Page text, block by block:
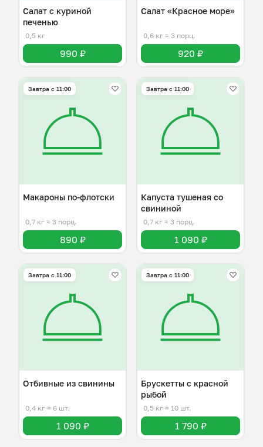
Салат с куриной
печенью
0,5 кг
990 ₽
Салат «Красное море»
0,6 кг ≈ 3 порц.
920 ₽
Завтра c 11:00
Макароны по-флотски
0,7 кг ≈ 3 порц.
890 ₽
Завтра c 11:00
Капуста тушеная со
свининой
0,7 кг ≈ 3 порц.
1 090 ₽
Завтра c 11:00
Отбивные из свинины
0,4 кг ≈ 6 шт.
1 090 ₽
Завтра c 11:00
Брускетты с красной
рыбой
0,5 кг ≈ 10 шт.
1 790 ₽